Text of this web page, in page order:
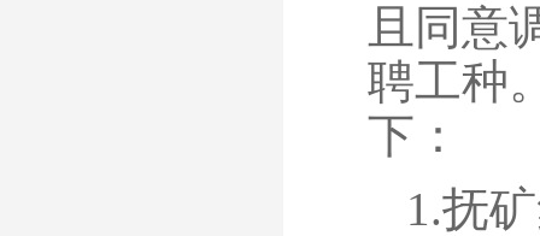
且同意
聘工种
下：
1.抚